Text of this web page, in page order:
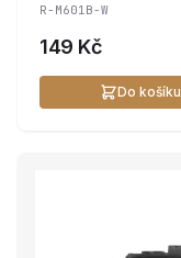
R-M601B-W
149 Kč
Do košíku